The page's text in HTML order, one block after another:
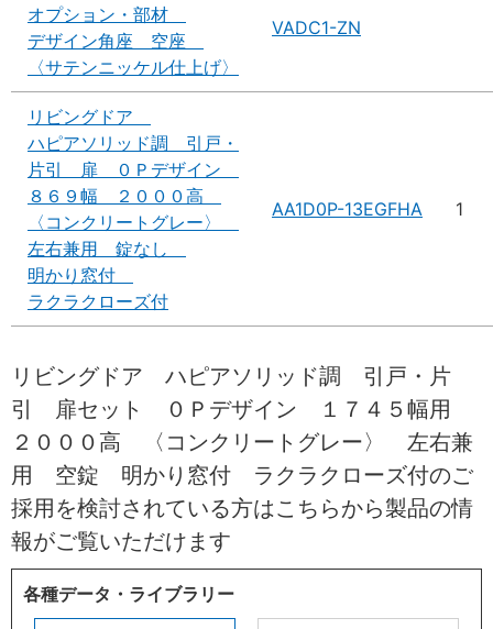
オプション・部材
デザイン角座 空座
〈サテンニッケル仕上げ〉
VADC1-ZN
リビングドア
ハピアソリッド調 引戸・
片引 扉 ０Ｐデザイン
８６９幅 ２０００高
〈コンクリートグレー〉
左右兼用 錠なし
明かり窓付
ラクラクローズ付
AA1D0P-13EGFHA 1
リビングドア ハピアソリッド調 引戸・片
引 扉セット ０Ｐデザイン １７４５幅用
２０００高 〈コンクリートグレー〉 左右兼
用 空錠 明かり窓付 ラクラクローズ付のご
採用を検討されている方はこちらから製品の情
報がご覧いただけます
各種データ・ライブラリー